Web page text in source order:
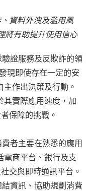
資料外洩及濫用風
將有助提升使用信心
證服務及反欺詐的領
現即使存在一定的安
作出決策及行動。
其實際應用速度，加
保障的挑戰。
者主要在熟悉的應用
電商平台、銀行及支
交與即時通訊平台。
資訊、協助規劃消費